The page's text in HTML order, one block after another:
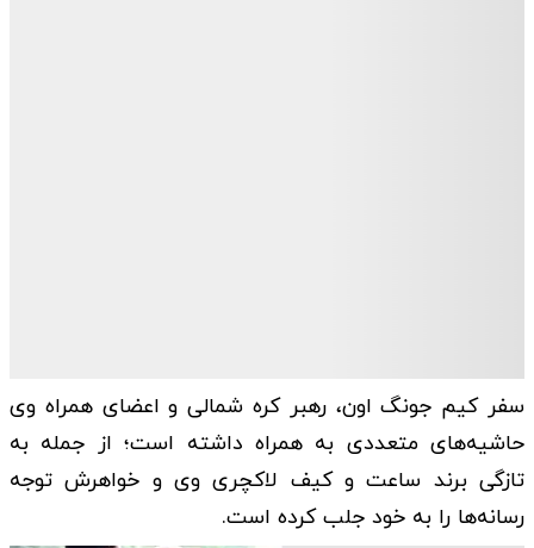
سفر کیم جونگ اون، رهبر کره شمالی و اعضای همراه وی
حاشیه‌های متعددی به همراه داشته است؛ از جمله به
تازگی برند ساعت و کیف لاکچری وی و خواهرش توجه
رسانه‌ها را به خود جلب کرده است.